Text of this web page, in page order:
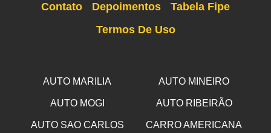
Contato
Depoimentos
Tabela Fipe
Termos De Uso
AUTO MARILIA AUTO MINEIRO
AUTO MOGI AUTO RIBEIRÃO
AUTO SAO CARLOS CARRO AMERICANA